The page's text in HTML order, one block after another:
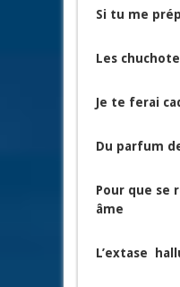
Si tu me
Les
Je te ferai
Du parfum
Pour que se
âme
L’extase